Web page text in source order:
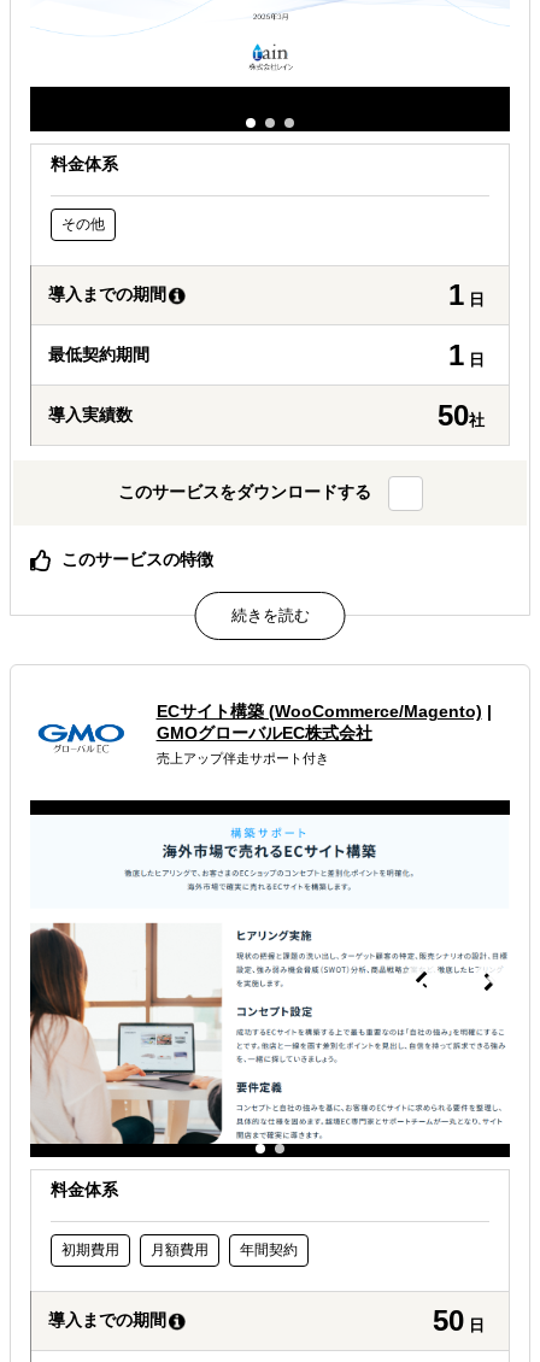
料金体系
その他
導入までの期間 1 日
最低契約期間 1 日
導入実績数 50社
このサービスをダウンロードする
このサービスの特徴
中国進出の検討やマーケットスクリーニングの初期段階で
ご活用いただけます
属するジャンル
海外進出総合支援 海外進出戦略・事業計画立案
どの国に進出するべきか決めたい
許認可や規制調査など輸出／販売の準備をしたい
海外におけるリスク・コストを低減したい
ECサイト構築 (WooCommerce/Magento) |
GMOグローバルEC株式会社
売上アップ伴走サポート付き
料金体系
初期費用 月額費用 年間契約
導入までの期間 50 日